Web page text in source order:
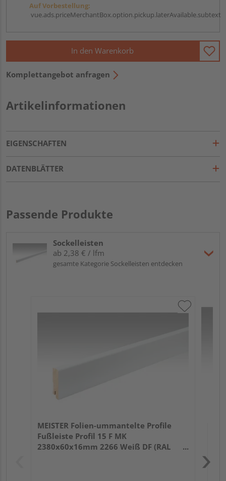
Auf Vorbestellung:
vue.ads.priceMerchantBox.option.pickup.laterAvailable.subtext
In den Warenkorb
Komplettangebot anfragen
Artikelinformationen
EIGENSCHAFTEN
DATENBLÄTTER
Passende Produkte
Sockelleisten
ab 2,38 € / lfm
gesamte Kategorie Sockelleisten entdecken
MEISTER Folien-ummantelte Profile
Fußleiste Profil 15 F MK
2380x60x16mm 2266 Weiß DF (RAL